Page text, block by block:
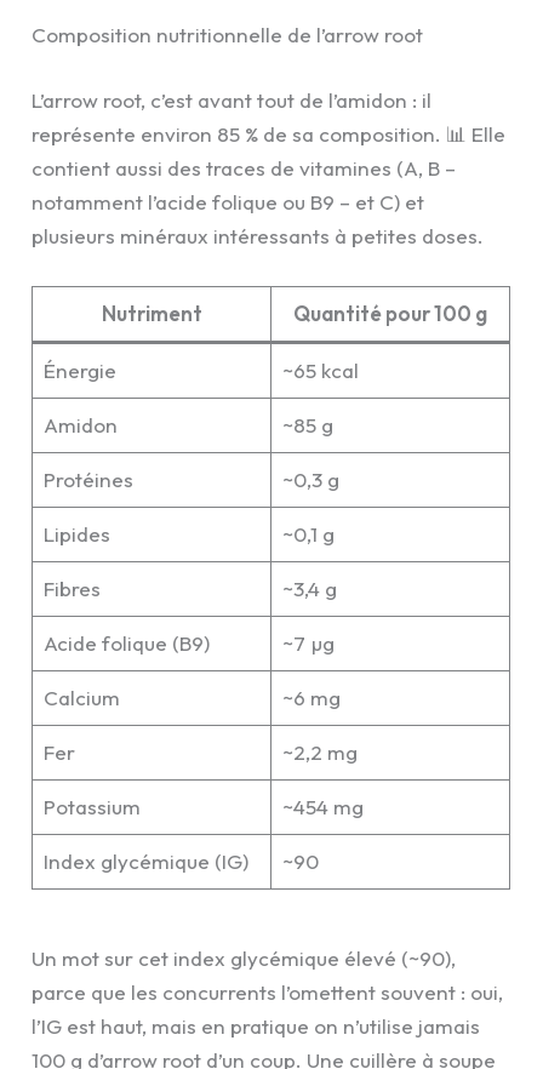
Composition nutritionnelle de l’arrow root
L’arrow root, c’est avant tout de l’amidon : il
représente environ 85 % de sa composition. 📊 Elle
contient aussi des traces de vitamines (A, B –
notamment l’acide folique ou B9 – et C) et
plusieurs minéraux intéressants à petites doses.
Nutriment Quantité pour 100 g
Énergie ~65 kcal
Amidon ~85 g
Protéines ~0,3 g
Lipides ~0,1 g
Fibres ~3,4 g
Acide folique (B9) ~7 µg
Calcium ~6 mg
Fer ~2,2 mg
Potassium ~454 mg
Index glycémique (IG) ~90
Un mot sur cet index glycémique élevé (~90),
parce que les concurrents l’omettent souvent : oui,
l’IG est haut, mais en pratique on n’utilise jamais
100 g d’arrow root d’un coup. Une cuillère à soupe